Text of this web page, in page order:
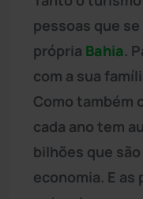
pessoas que
própria Bahia.
com a sua
Como também
cada ano tem
bilhões que
economia. E as